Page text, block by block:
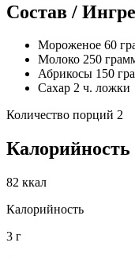
Состав /
Мороженое 60
Молоко 250
Абрикосы 150
Сахар 2 ч. ложки
Количество порций 2
Калорийность
82 ккал
Калорийность
3 г